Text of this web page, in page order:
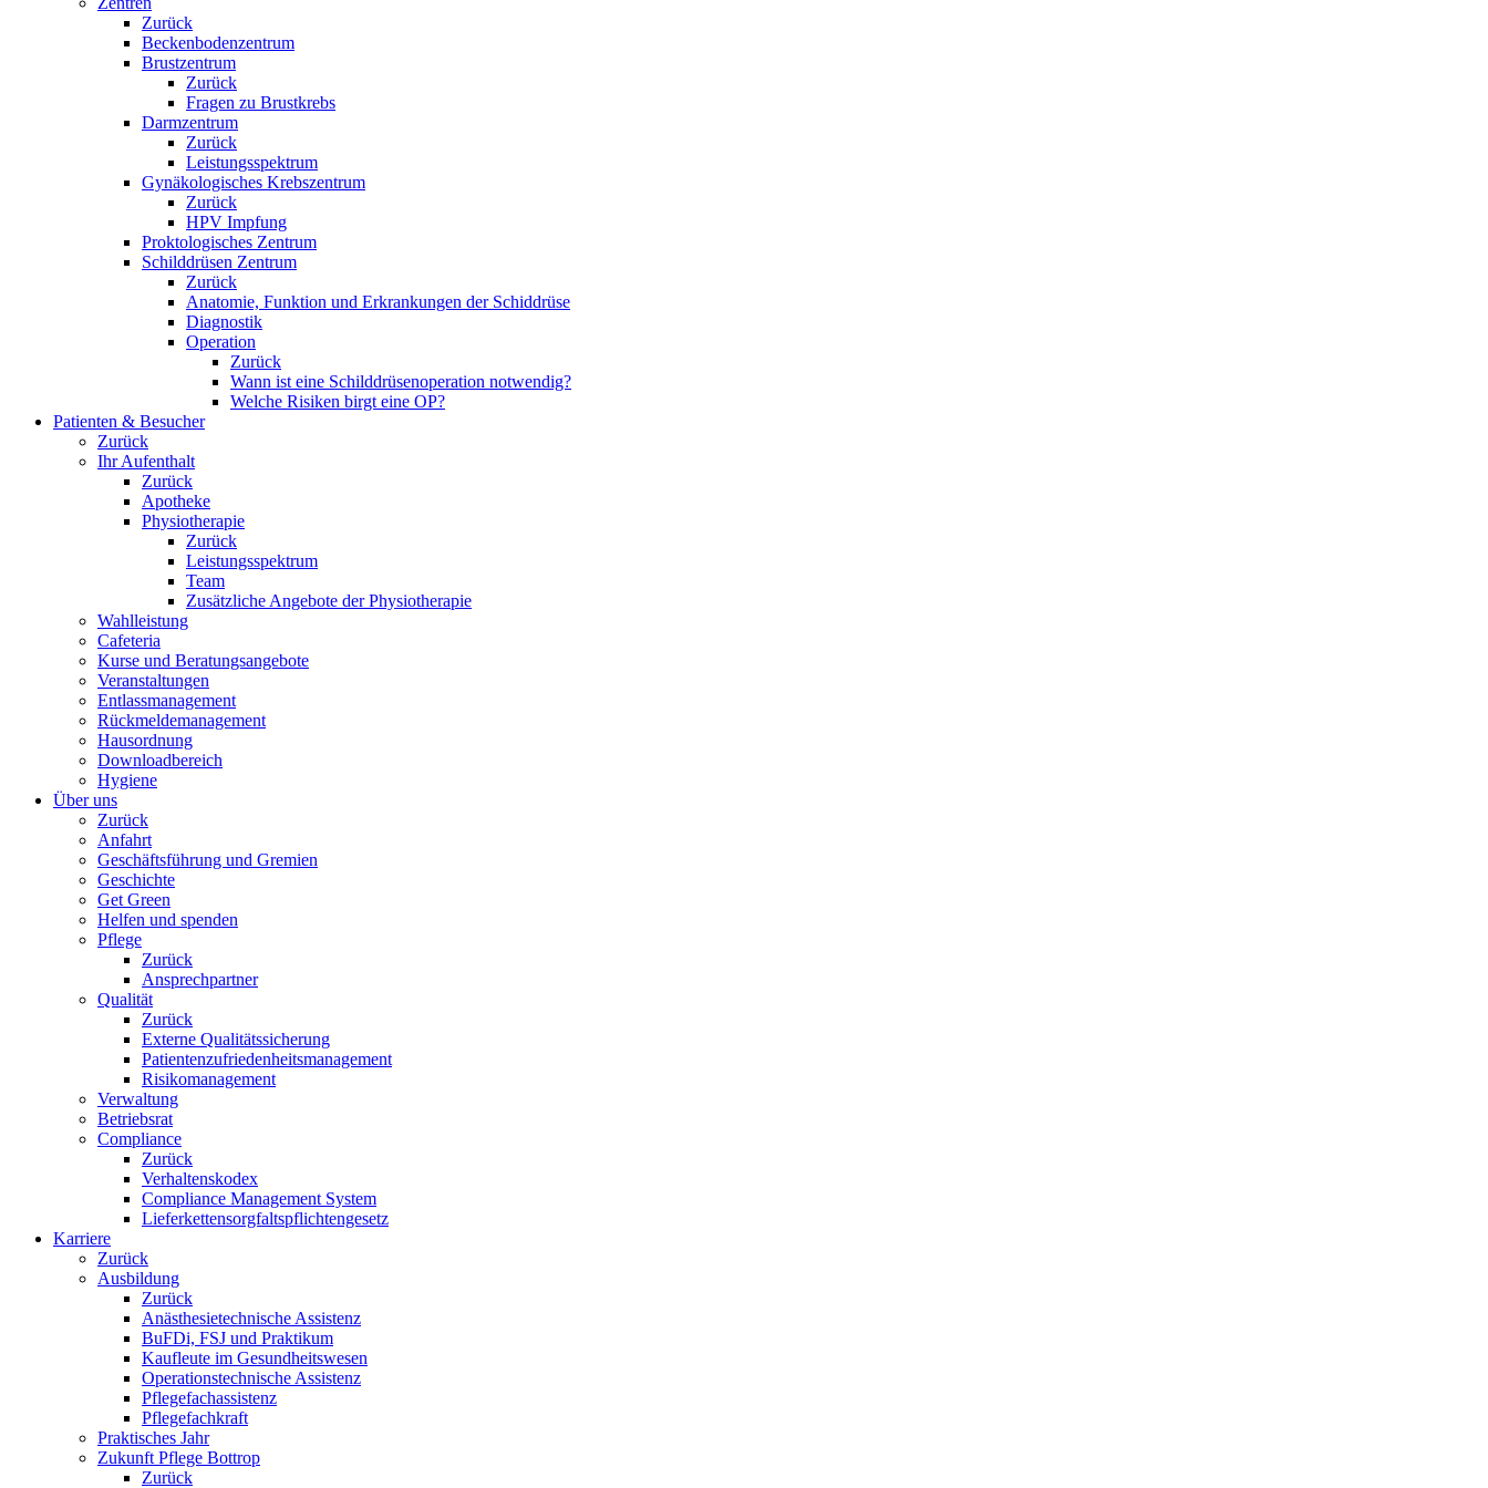
Zurück
Beckenbodenzentrum
Brustzentrum
Zurück
Fragen zu Brustkrebs
Darmzentrum
Zurück
Leistungsspektrum
Gynäkologisches Krebszentrum
Zurück
HPV Impfung
Proktologisches Zentrum
Schilddrüsen Zentrum
Zurück
Anatomie, Funktion und Erkrankungen der Schiddrüse
Diagnostik
Operation
Zurück
Wann ist eine Schilddrüsenoperation notwendig?
Welche Risiken birgt eine OP?
Patienten & Besucher
Zurück
Ihr Aufenthalt
Zurück
Apotheke
Physiotherapie
Zurück
Leistungsspektrum
Team
Zusätzliche Angebote der Physiotherapie
Wahlleistung
Cafeteria
Kurse und Beratungsangebote
Veranstaltungen
Entlassmanagement
Rückmeldemanagement
Hausordnung
Downloadbereich
Hygiene
Über uns
Zurück
Anfahrt
Geschäftsführung und Gremien
Geschichte
Get Green
Helfen und spenden
Pflege
Zurück
Ansprechpartner
Qualität
Zurück
Externe Qualitätssicherung
Patientenzufriedenheitsmanagement
Risikomanagement
Verwaltung
Betriebsrat
Compliance
Zurück
Verhaltenskodex
Compliance Management System
Lieferkettensorgfaltspflichtengesetz
Karriere
Zurück
Ausbildung
Zurück
Anästhesietechnische Assistenz
BuFDi, FSJ und Praktikum
Kaufleute im Gesundheitswesen
Operationstechnische Assistenz
Pflegefachassistenz
Pflegefachkraft
Praktisches Jahr
Zukunft Pflege Bottrop
Zurück